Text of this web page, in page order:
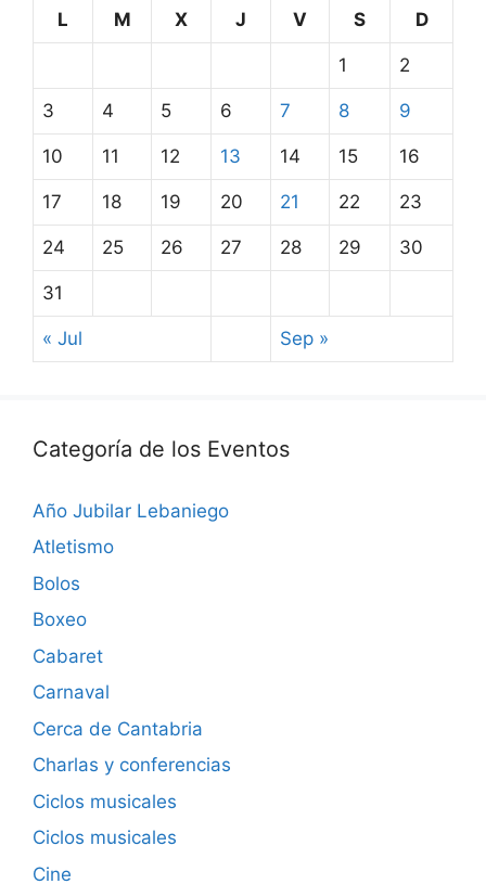
L M X J V S D
1 2
3 4 5 6 7 8 9
10 11 12 13 14 15 16
17 18 19 20 21 22 23
24 25 26 27 28 29 30
31
« Jul Sep »
Categoría de los Eventos
Año Jubilar Lebaniego
Atletismo
Bolos
Boxeo
Cabaret
Carnaval
Cerca de Cantabria
Charlas y conferencias
Ciclos musicales
Ciclos musicales
Cine